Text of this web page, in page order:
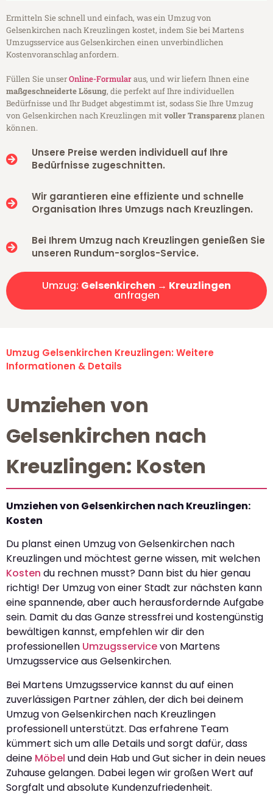
Ermitteln Sie schnell und einfach, was ein Umzug von
Gelsenkirchen nach Kreuzlingen kostet, indem Sie bei Martens
Umzugsservice aus Gelsenkirchen einen unverbindlichen
Kostenvoranschlag anfordern.
Füllen Sie unserOnline-Formularaus, und wir liefern Ihnen eine
maßgeschneiderte Lösung, die perfekt auf Ihre individuellen
Bedürfnisse und Ihr Budget abgestimmt ist, sodass Sie Ihre Umzug
von Gelsenkirchen nach Kreuzlingen mitvoller Transparenzplanen
können.
Unsere Preise werden individuell auf Ihre
Bedürfnisse zugeschnitten.
Wir garantieren eine effiziente und schnelle
Organisation Ihres Umzugs nach Kreuzlingen.
Bei Ihrem Umzug nach Kreuzlingen genießen Sie
unseren Rundum-sorglos-Service.
Umzug: Gelsenkirchen → Kreuzlingen
anfragen
Umzug Gelsenkirchen Kreuzlingen: Weitere
Informationen & Details
Umziehen von
Gelsenkirchen nach
Kreuzlingen: Kosten
Umziehen von Gelsenkirchen nach Kreuzlingen:
Kosten
Du planst einen Umzug von Gelsenkirchen nach
Kreuzlingen und möchtest gerne wissen, mit welchen
Kosten du rechnen musst? Dann bist du hier genau
richtig! Der Umzug von einer Stadt zur nächsten kann
eine spannende, aber auch herausfordernde Aufgabe
sein. Damit du das Ganze stressfrei und kostengünstig
bewältigen kannst, empfehlen wir dir den
professionellen Umzugsservicevon Martens
Umzugsservice aus Gelsenkirchen.
Bei Martens Umzugsservice kannst du auf einen
zuverlässigen Partner zählen, der dich bei deinem
Umzug von Gelsenkirchen nach Kreuzlingen
professionell unterstützt. Das erfahrene Team
kümmert sich um alle Details und sorgt dafür, dass
deine Möbel und dein Hab und Gut sicher in dein neues
Zuhause gelangen. Dabei legen wir großen Wert auf
Sorgfalt und absolute Kundenzufriedenheit.